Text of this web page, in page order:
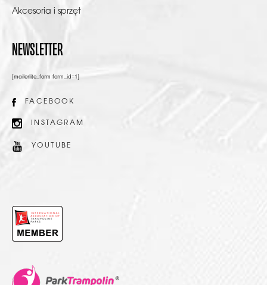
Akcesoria i sprzęt
NEWSLETTER
[mailerlite_form form_id=1]
FACEBOOK
INSTAGRAM
YOUTUBE